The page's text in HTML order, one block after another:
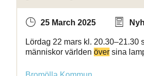
25 March 2025
Lördag 22 mars kl.
människor världen över sina